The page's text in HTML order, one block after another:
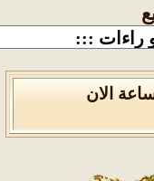
, الساعة الان